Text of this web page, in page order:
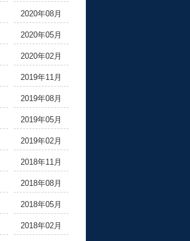
2020年08月
2020年05月
2020年02月
2019年11月
2019年08月
2019年05月
2019年02月
2018年11月
2018年08月
2018年05月
2018年02月